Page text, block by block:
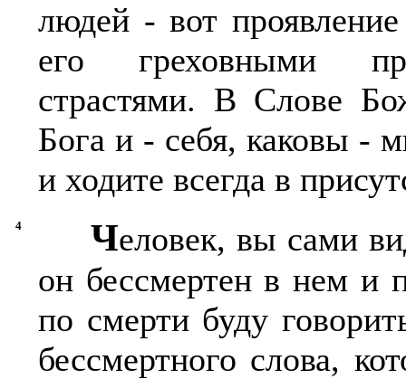
людей - вот
его греховными
страстями. В Слове
Бога и - себя, каковы -
и ходите всегда в
4 Человек, вы сами
он бессмертен в нем и
по смерти буду
бессмертного слова,